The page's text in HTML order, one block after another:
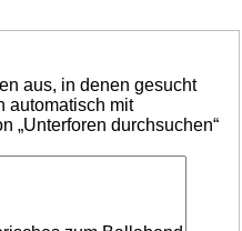
aus, in denen gesucht
automatisch mit
„Unterforen durchsuchen“